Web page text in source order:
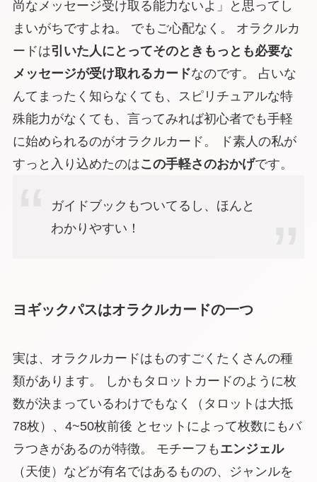
尚なメッセージ受け取る能力ないよ」と思ってし
まいがちですよね。 でもご心配なく。 オラクルカ
ードは引いた人にとってそのときもっとも必要な
メッセージが受け取れるカードなのです。 占いな
んてまったく知らなくても、スピリチュアルな特
殊能力がなくても、言ってみれば初心者でも手軽
に始められるのがオラクルカード。 ド素人の私が
すっと入り込めたのはこの手軽さのおかげです。
ガイドブックもついてるし、ほんと
わかりやすい！
ヨギックパスはオラクルカードの一つ
実は、オラクルカードはものすごくたくさんの種
類があります。 しかもタロットカードのように枚
数が決まっているわけでもなく（タロットは大抵
78枚）、4~50枚前後 と セットによって枚数にもバ
ラつきがあるのが特徴。 モチーフも エンジェル
（天使）などが有名ではあるものの、
ジャンルを